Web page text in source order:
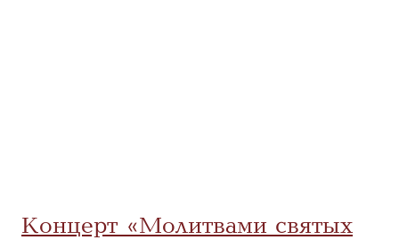
Концерт «Молитвами святых